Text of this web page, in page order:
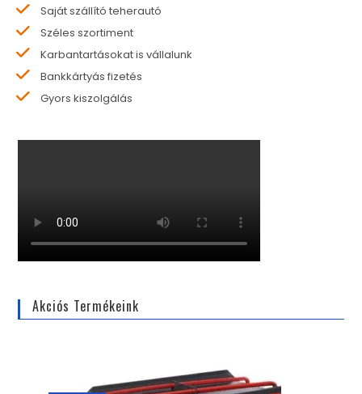
Saját szállító teherautó
Széles szortiment
Karbantartásokat is vállalunk
Bankkártyás fizetés
Gyors kiszolgálás
Akciós Termékeink